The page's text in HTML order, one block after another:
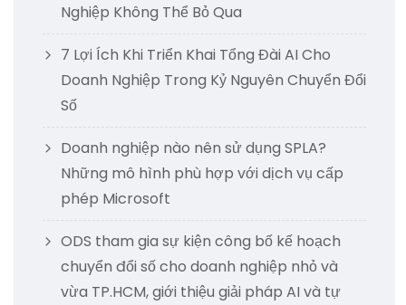
Nghiệp Không Thể Bỏ Qua
7 Lợi Ích Khi Triển Khai Tổng Đài AI Cho
Doanh Nghiệp Trong Kỷ Nguyên Chuyển Đổi
Số
Doanh nghiệp nào nên sử dụng SPLA?
Những mô hình phù hợp với dịch vụ cấp
phép Microsoft
ODS tham gia sự kiện công bố kế hoạch
chuyển đổi số cho doanh nghiệp nhỏ và
vừa TP.HCM, giới thiệu giải pháp AI và tự